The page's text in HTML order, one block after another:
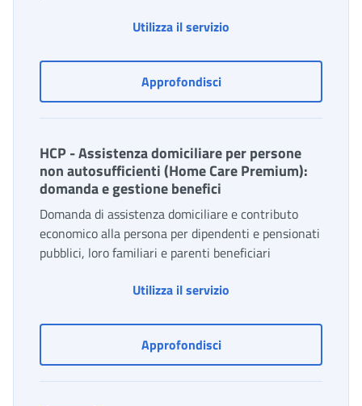
Utilizza il servizio
ApprofondisciGestione uffici pagatori
HCP - Assistenza domiciliare per persone
non autosufficienti (Home Care Premium):
domanda e gestione benefici
Domanda di assistenza domiciliare e contributo
economico alla persona per dipendenti e pensionati
pubblici, loro familiari e parenti beneficiari
Utilizza il servizio
ApprofondisciHCP - Assistenza